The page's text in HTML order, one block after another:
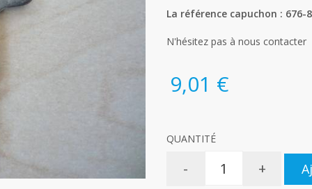
La référence capuchon : 676-
N'hésitez pas à nous contacter
9,01 €
QUANTITÉ
- +